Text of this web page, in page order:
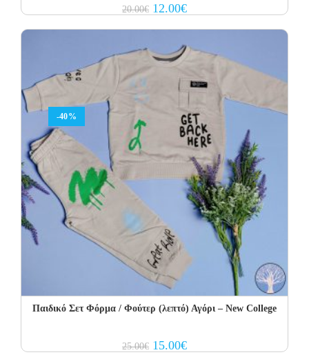
20.00€ Original
price
12.00€Current
price
-40%
Παιδικό Σετ Φόρμα / Φούτερ (λεπτό) Αγόρι – New College
25.00€ Original
price
15.00€Current
price